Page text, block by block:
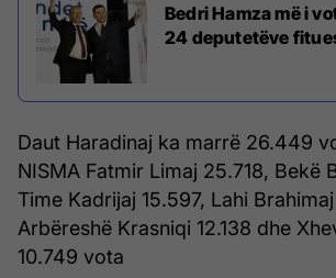
Bedri Hamza më i
24 deputetëve
Daut Haradinaj ka marrë 26.449
NISMA Fatmir Limaj 25.718, Bekë
Time Kadrijaj 15.597, Lahi Brahimaj
Arbëreshë Krasniqi 12.138 dhe
10.749 vota